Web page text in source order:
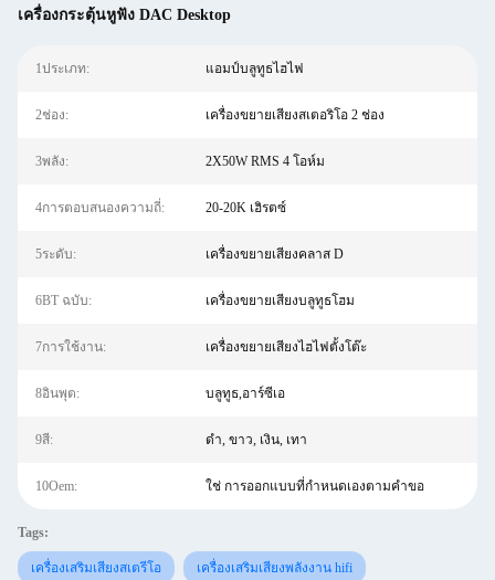
เครื่องกระตุ้นหูฟัง DAC Desktop
1ประเภท: แอมป์บลูทูธไฮไฟ
2ช่อง: เครื่องขยายเสียงสเตอริโอ 2 ช่อง
3พลัง: 2X50W RMS 4 โอห์ม
4การตอบสนองความถี่: 20-20K เฮิรตซ์
5ระดับ: เครื่องขยายเสียงคลาส D
6BT ฉบับ: เครื่องขยายเสียงบลูทูธโฮม
7การใช้งาน: เครื่องขยายเสียงไฮไฟตั้งโต๊ะ
8อินพุต: บลูทูธ,อาร์ซีเอ
9สี: ดำ, ขาว, เงิน, เทา
10Oem: ใช่ การออกแบบที่กำหนดเองตามคำขอ
Tags:
เครื่องเสริมเสียงสเตรีโอ เครื่องเสริมเสียงพลังงาน hifi